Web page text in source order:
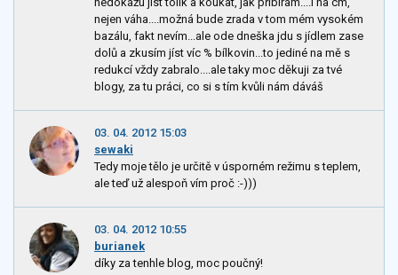
nejen váha....možná bude zrada v tom mém vysokém
bazálu, fakt nevím...ale ode dneška jdu s jídlem zase
dolů a zkusím jíst víc % bílkovin...to jediné na mě s
redukcí vždy zabralo....ale taky moc děkuji za tvé
blogy, za tu práci, co si s tím kvůli nám dáváš
03. 04. 2012 15:03
sewaki
Tedy moje tělo je určitě v úsporném režimu s teplem,
ale teď už alespoň vím proč :-)))
03. 04. 2012 10:55
burianek
díky za tenhle blog, moc poučný!